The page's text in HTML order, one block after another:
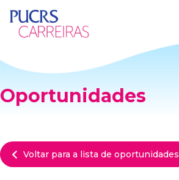
Oportunidades
Voltar para a lista de oportunidades